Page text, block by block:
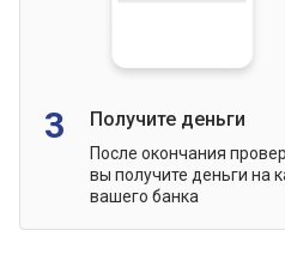
3 Получите деньги
После окончания
вы получите деньги на
вашего банка